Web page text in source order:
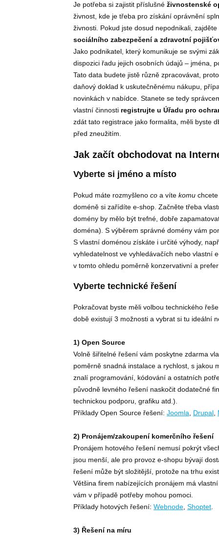
Je potřeba si zajistit příslušné živnostenské
živnost, kde je třeba pro získání oprávnění
živnosti. Pokud jste dosud nepodnikali,
sociálního zabezpečení a zdravotní
Jako podnikatel, který komunikuje se svými
dispozici řadu jejich osobních údajů – jména,
Tato data budete jistě různě zpracovávat,
daňový doklad k uskutečněnému nákupu,
novinkách v nabídce. Stanete se tedy
vlastní činnosti registrujte u Úřadu pro
zdát tato registrace jako formalita, měli byste
před zneužitím.
Jak začít obchodovat na
Vyberte si jméno a místo
Pokud máte rozmyšleno co a víte komu
doméně si zařídíte e-shop. Začněte třeba
domény by mělo být trefné, dobře
doména). S výběrem správné domény vám
S vlastní doménou získáte i určité výhody,
vyhledatelnost ve vyhledávačích nebo vlastní
v tomto ohledu poměrně konzervativní a
Vyberte technické řešení
Pokračovat byste měli volbou technického
době existují 3 možnosti a vybrat si tu ideální
1) Open Source
Volně šiřitelné řešení vám poskytne zdarma
poměrně snadná instalace a rychlost, s jakou
znalí programování, kódování a ostatních
původně levného řešení naskočit dodatečné
technickou podporu, grafiku atd.).
Příklady Open Source řešení: Joomla Drupal
2) Pronájem/zakoupení komerčního řešení
Pronájem hotového řešení nemusí pokrýt
jsou menší, ale pro provoz e-shopu bývají
řešení může být složitější, protože na trhu
Většina firem nabízejících pronájem má
vám v případě potřeby mohou pomoci.
Příklady hotových řešení: Webnode Shoptet
3) Řešení na míru